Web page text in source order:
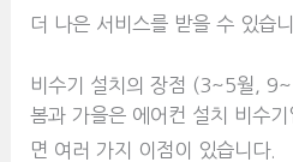
더 나은 서비스를 받을 수 있습
비수기 설치의 장점 (3~5월,
봄과 가을은 에어컨 설치 비수
면 여러 가지 이점이 있습니다.